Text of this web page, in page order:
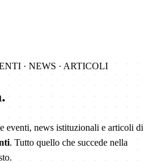
· NEWS · ARTICOLI
.
news istituzionali e articoli di
. Tutto quello che succede nella